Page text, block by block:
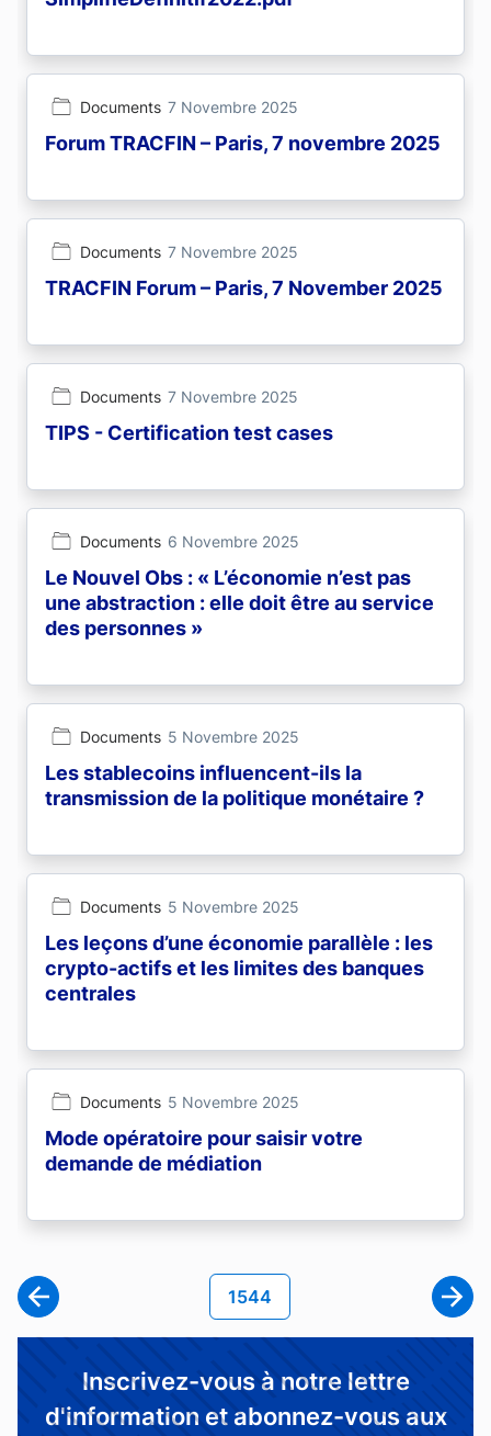
Documents 7 Novembre 2025
Forum TRACFIN – Paris, 7 novembre 2025
Documents 7 Novembre 2025
TRACFIN Forum – Paris, 7 November 2025
Documents 7 Novembre 2025
TIPS - Certification test cases
Documents 6 Novembre 2025
Le Nouvel Obs : « L’économie n’est pas
une abstraction : elle doit être au service
des personnes »
Documents 5 Novembre 2025
Les stablecoins influencent-ils la
transmission de la politique monétaire ?
Documents 5 Novembre 2025
Les leçons d’une économie parallèle : les
crypto-actifs et les limites des banques
centrales
Documents 5 Novembre 2025
Mode opératoire pour saisir votre
demande de médiation
Page courante
1544
Inscrivez-vous à notre lettre
d'information et abonnez-vous aux